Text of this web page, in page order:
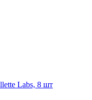
Labs, 8 шт